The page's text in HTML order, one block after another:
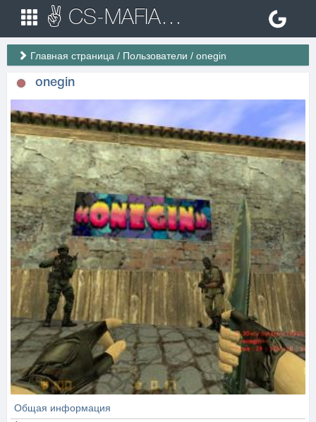
✌ CS-MAFIA.RU ✌ Игровые сервера Counter Strike 1.6
Главная страница / Пользователи / onegin
onegin
Общая информация